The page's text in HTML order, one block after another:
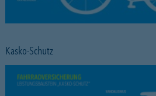
Kasko-Schutz